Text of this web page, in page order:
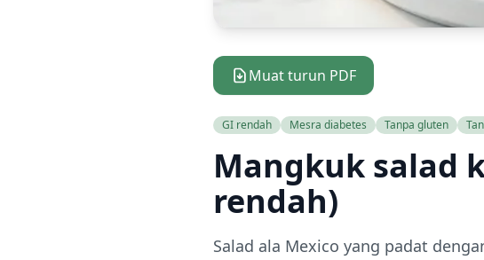
Muat turun PDF
GI rendah Mesra diabetes Tanpa gluten
Mangkuk salad
rendah)
Salad ala Mexico yang padat